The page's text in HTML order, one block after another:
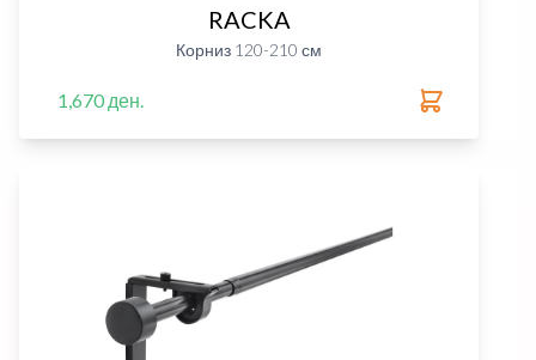
RACKA
Корниз 120-210 см
1,670 ден.